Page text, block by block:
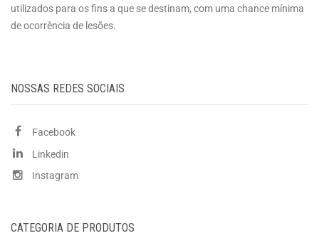
utilizados para os fins a que se destinam, com uma chance mínima
de ocorrência de lesões.
NOSSAS REDES SOCIAIS
Facebook
Linkedin
Instagram
CATEGORIA DE PRODUTOS